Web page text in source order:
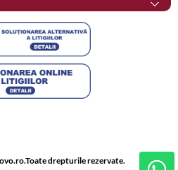
drepturile rezervate.